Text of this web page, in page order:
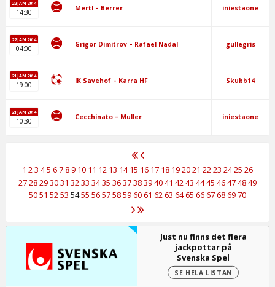
22 JAN 2014
14:30 Mertl – Berrer iniestaone
22 JAN 2014
04:00 Grigor Dimitrov – Rafael Nadal gullegris
21 JAN 2014
19:00 IK Savehof – Karra HF Skubb14
21 JAN 2014
10:30 Cecchinato – Muller iniestaone
1 23 45 6 7 8 9 10 11 12 13 14 15 16 17 18 192021 2223 2425 26
2728293031 32 33 3435 363738394041 42 43 4445 46474849
5051 5253 5455 56575859 60 61 62 63 64 65 66 67 68 69 70
Just nu finns det flera
jackpottar på
Svenska Spel
SE HELA LISTAN